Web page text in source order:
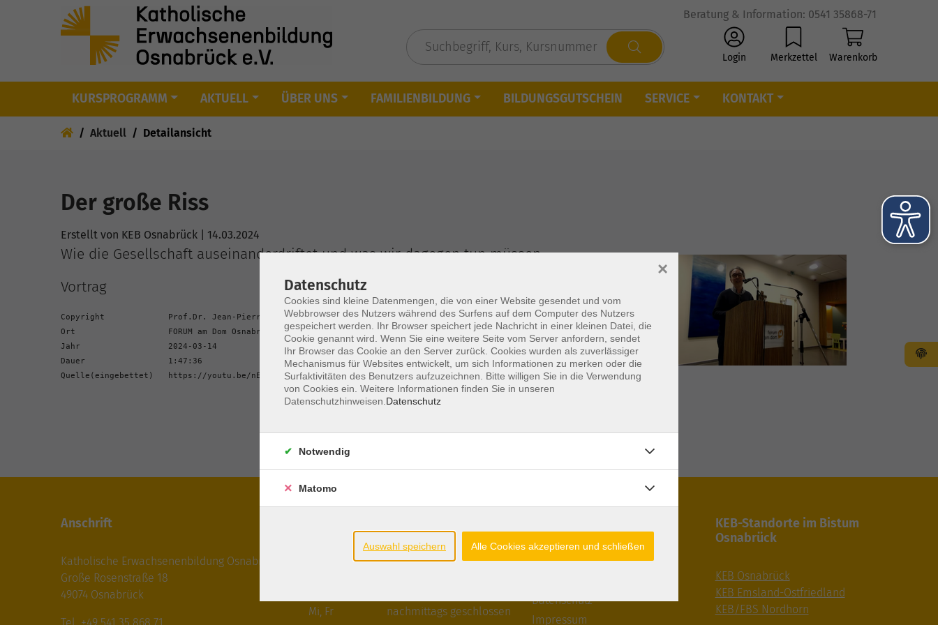
Beratung & Information: 0541 35868-71
Login Merkzettel Warenkorb
KURSPROGRAMM AKTUELL ÜBER UNS FAMILIENBILDUNG BILDUNGSGUTSCHEIN SERVICE KONTAKT
Aktuell Detailansicht
Der große Riss
Erstellt von KEB Osnabrück | 14.03.2024
Wie die Gesellschaft auseinanderdriftet und was wir dagegen tun müssen
Vortrag
Copyright             Prof.Dr. Jean-Pierre Wils
Ort                   FORUM am Dom Osnabrück
Jahr                  2024-03-14
Dauer                 1:47:36
Quelle(eingebettet)
https://youtu.be/nESLSjTXErw
Anschrift
Katholische Erwachsenenbildung Osnabrück
Große Rosenstraße 18
49074 Osnabrück
Mo - Fr außer Di
Mi, Fr
08:30 - 12:30 Uhr
nachmittags geschlossen
Teilnahmebedingungen/AGB
Datenschutz
Impressum
KEB-Standorte im Bistum
Osnabrück
KEB Osnabrück
KEB Emsland-Ostfriedland
KEB/FBS Nordhorn
Datenschutz
Cookies sind kleine Datenmengen, die von einer Website gesendet und vom
Webbrowser des Nutzers während des Surfens auf dem Computer des Nutzers
gespeichert werden. Ihr Browser speichert jede Nachricht in einer kleinen Datei, die
Cookie genannt wird. Wenn Sie eine weitere Seite vom Server anfordern, sendet
Ihr Browser das Cookie an den Server zurück. Cookies wurden als zuverlässiger
Mechanismus für Websites entwickelt, um sich Informationen zu merken oder die
Surfaktivitäten des Benutzers aufzuzeichnen. Bitte willigen Sie in die Verwendung
von Cookies ein. Weitere Informationen finden Sie in unseren
Datenschutzhinweisen. Datenschutz
×
Notwendig
Matomo
Auswahl speichern Alle Cookies akzeptieren und schließen